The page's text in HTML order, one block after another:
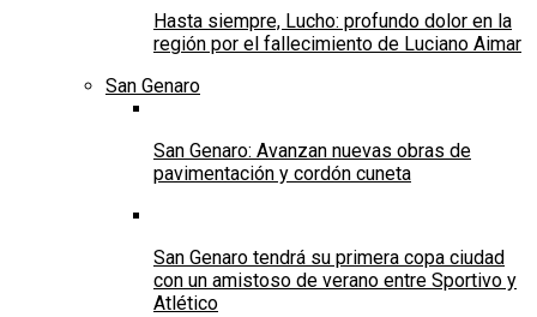
Hasta siempre, Lucho: profundo dolor en la
región por el fallecimiento de Luciano Aimar
San Genaro
San Genaro: Avanzan nuevas obras de
pavimentación y cordón cuneta
San Genaro tendrá su primera copa ciudad
con un amistoso de verano entre Sportivo y
Atlético